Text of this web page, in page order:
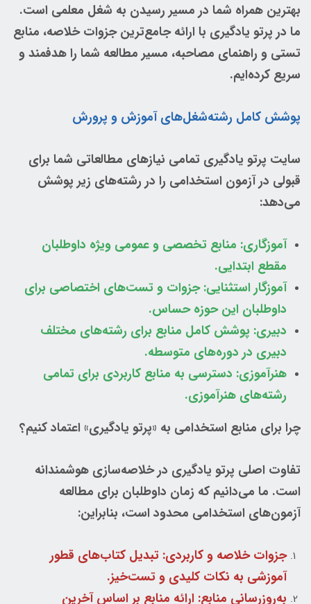
بهترین همراه شما در مسیر رسیدن به شغل معلمی است.
ما در پرتو یادگیری با ارائه جامع‌ترین جزوات خلاصه، منابع
تستی و راهنمای مصاحبه، مسیر مطالعه شما را هدفمند و
سریع کرده‌ایم.
پوشش کامل رشته‌شغل‌های آموزش و پرورش
سایت پرتو یادگیری تمامی نیازهای مطالعاتی شما برای
قبولی در آزمون استخدامی را در رشته‌های زیر پوشش
می‌دهد:
آموزگاری: منابع تخصصی و عمومی ویژه داوطلبان
مقطع ابتدایی.
آموزگار استثنایی: جزوات و تست‌های اختصاصی برای
داوطلبان این حوزه حساس.
دبیری: پوشش کامل منابع برای رشته‌های مختلف
دبیری در دوره‌های متوسطه.
هنرآموزی: دسترسی به منابع کاربردی برای تمامی
رشته‌های هنرآموزی.
چرا برای منابع استخدامی به «پرتو یادگیری» اعتماد کنیم؟
تفاوت اصلی پرتو یادگیری در خلاصه‌سازی هوشمندانه
است. ما می‌دانیم که زمان داوطلبان برای مطالعه
آزمون‌های استخدامی محدود است، بنابراین:
جزوات خلاصه و کاربردی: تبدیل کتاب‌های قطور
آموزشی به نکات کلیدی و تست‌خیز.
به‌روزرسانی منابع: ارائه منابع بر اساس آخرین